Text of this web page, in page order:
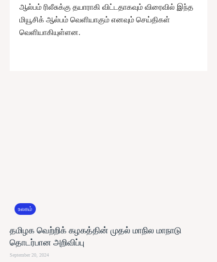
ஆல்பம் ரிலீசுக்கு தயாராகி விட்டதாகவும் விரைவில் இந்த
மியூசிக் ஆல்பம் வெளியாகும் எனவும் செய்திகள்
வெளியாகியுள்ளன.
உலகம்
தமிழக வெற்றிக் கழகத்தின் முதல் மாநில மாநாடு
தொடர்பான அறிவிப்பு
September 20, 2024